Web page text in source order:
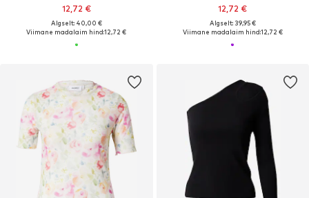
12,72 €
Algselt: 40,00 €
Viimane madalaim hind:12,72 €
12,72 €
Algselt: 39,95 €
Viimane madalaim hind:12,72 €